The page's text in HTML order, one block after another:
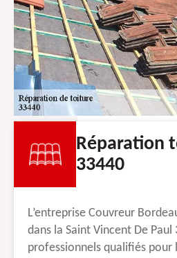
Réparation
33440
L’entreprise Couvreur
dans la Saint Vincent De Paul
professionnels qualifiés pour